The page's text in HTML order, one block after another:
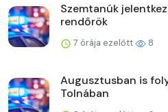
Szemtanúk
rendőrök
7 órája ezelőtt 8
Augusztusban is
Tolnában